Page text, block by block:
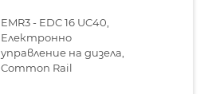
EMR3 - EDC 16 UC40,
Електронно
управление на дизела,
Common Rail